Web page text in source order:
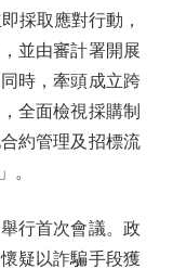
採取應對行動，
並由審計署開展
時，牽頭成立跨
全面檢視採購制
約管理及招標流
。
行首次會議。政
疑以詐騙手段獲